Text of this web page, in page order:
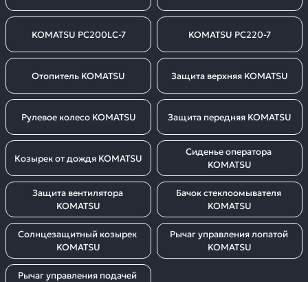
KOMATSU PC200LC-7 KOMATSU PC220-7
Отопитель KOMATSU Защита верхняя KOMATSU
Рулевое колесо KOMATSU Защита передняя KOMATSU
Козырек от дождя KOMATSU
Сиденье оператора
KOMATSU
Защита вентилятора
KOMATSU
Бачок стеклоомывателя
KOMATSU
Солнцезащитный козырек
KOMATSU
Рычаг управления лопатой
KOMATSU
Рычаг управления подачей